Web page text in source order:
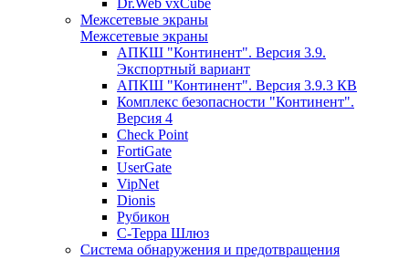
Dr.Web vxCube
Межсетевые экраны
Межсетевые экраны
АПКШ "Континент". Версия 3.9.
Экспортный вариант
АПКШ "Континент". Версия 3.9.3 КВ
Комплекс безопасности "Континент".
Версия 4
Check Point
FortiGate
UserGate
VipNet
Dionis
Рубикон
С-Терра Шлюз
Система обнаружения и предотвращения